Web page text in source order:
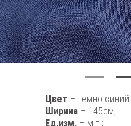
Цвет – темно-синий;
Ширина – 145см;
Ед.изм. – м.п.;